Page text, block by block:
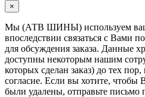
×
Мы (АТВ ШИНЫ) используем
впоследствии связаться с Вами
для обсуждения заказа. Данные
доступны некоторым нашим
которых сделан заказ) до тех
согласие. Если вы хотите,
были удалены, отправьте письмо